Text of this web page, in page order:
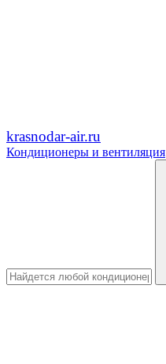
krasnodar-air.ru
Кондиционеры и вентиляция